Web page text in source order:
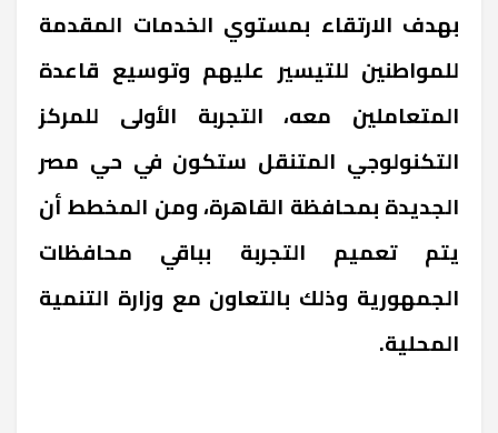
بهدف الارتقاء بمستوي الخدمات المقدمة
للمواطنين للتيسير عليهم وتوسيع قاعدة
المتعاملين معه، التجربة الأولى للمركز
التكنولوجي المتنقل ستكون في حي مصر
الجديدة بمحافظة القاهرة، ومن المخطط أن
يتم تعميم التجربة بباقي محافظات
الجمهورية وذلك بالتعاون مع وزارة التنمية
المحلية.